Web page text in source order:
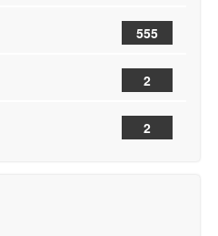
555
2
2